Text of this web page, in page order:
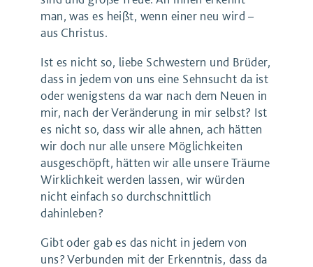
man, was es heißt, wenn einer neu wird –
aus Christus.
Ist es nicht so, liebe Schwestern und Brüder,
dass in jedem von uns eine Sehnsucht da ist
oder wenigstens da war nach dem Neuen in
mir, nach der Veränderung in mir selbst? Ist
es nicht so, dass wir alle ahnen, ach hätten
wir doch nur alle unsere Möglichkeiten
ausgeschöpft, hätten wir alle unsere Träume
Wirklichkeit werden lassen, wir würden
nicht einfach so durchschnittlich
dahinleben?
Gibt oder gab es das nicht in jedem von
uns? Verbunden mit der Erkenntnis, dass da